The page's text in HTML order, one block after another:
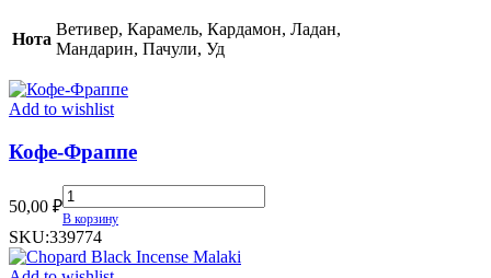
Нота
Ветивер, Карамель, Кардамон, Ладан,
Мандарин, Пачули, Уд
Add to wishlist
Кофе-Фраппе
50,00 ₽
Кофе-
Фраппе
quantity
В корзину
SKU:339774